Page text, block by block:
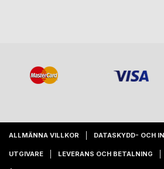
ALLMÄNNA VILLKOR DATASKYDD- OCH
UTGIVARE LEVERANS OCH BETALNING